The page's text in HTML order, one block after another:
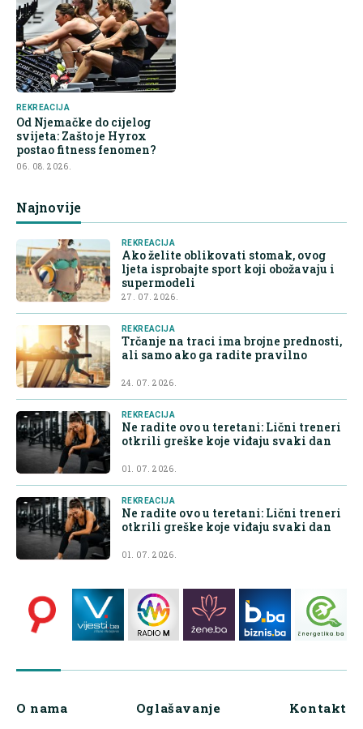
REKREACIJA
Od Njemačke do cijelog
svijeta: Zašto je Hyrox
postao fitness fenomen?
06. 08. 2026.
Najnovije
REKREACIJA
Ako želite oblikovati stomak, ovog
ljeta isprobajte sport koji obožavaju i
supermodeli
27. 07. 2026.
REKREACIJA
Trčanje na traci ima brojne prednosti,
ali samo ako ga radite pravilno
24. 07. 2026.
REKREACIJA
Ne radite ovo u teretani: Lični treneri
otkrili greške koje viđaju svaki dan
01. 07. 2026.
REKREACIJA
Ne radite ovo u teretani: Lični treneri
otkrili greške koje viđaju svaki dan
01. 07. 2026.
O nama Oglašavanje Kontakt